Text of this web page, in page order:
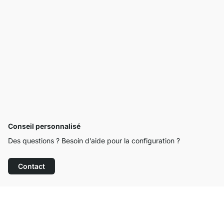
Conseil personnalisé
Des questions ? Besoin d’aide pour la configuration ?
Contact